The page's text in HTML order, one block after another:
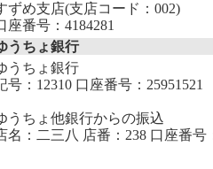
ずめ支店(支店コード：002)
座番号：4184281
うちょ銀行
うちょ銀行
号：12310 口座番号：25951521
うちょ他銀行からの振込
名：二三八 店番：238 口座番号